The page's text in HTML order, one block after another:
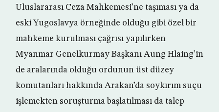
Uluslararası Ceza Mahkemesi’ne taşıması ya da
eski Yugoslavya örneğinde olduğu gibi özel bir
mahkeme kurulması çağrısı yapılırken
Myanmar Genelkurmay Başkanı Aung Hlaing’in
de aralarında olduğu ordunun üst düzey
komutanları hakkında Arakan’da soykırım suçu
işlemekten soruşturma başlatılması da talep